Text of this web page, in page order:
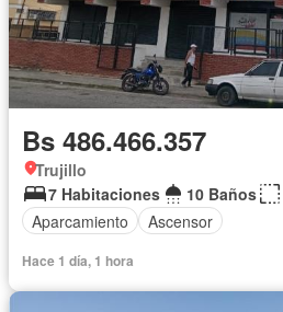
Bs 486.466.357
Trujillo
7 Habitaciones
10 Baños
Aparcamiento
Ascensor
Hace 1 día, 1 hora